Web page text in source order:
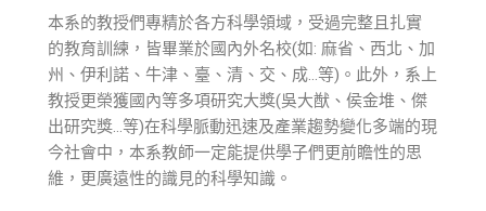
本系的教授們專精於各方科學領域，受過完整且扎實
的教育訓練，皆畢業於國內外名校(如: 麻省、西北、加
州、伊利諾、牛津、臺、清、交、成…等)。此外，系上
教授更榮獲國內等多項研究大獎(吳大猷、侯金堆、傑
出研究獎…等)在科學脈動迅速及產業趨勢變化多端的現
今社會中，本系教師一定能提供學子們更前瞻性的思
維，更廣遠性的識見的科學知識。